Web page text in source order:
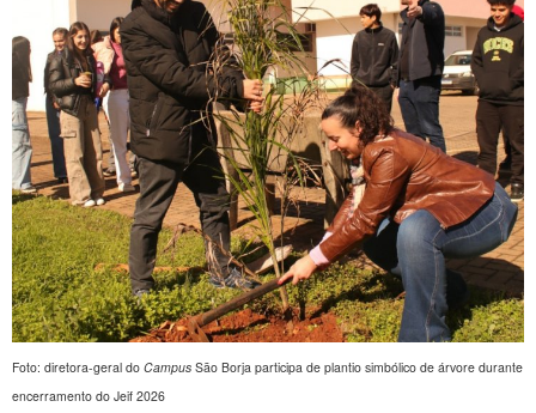
Foto: diretora-geral do Campus São Borja participa de plantio simbólico de árvore durante
encerramento do Jeif 2026